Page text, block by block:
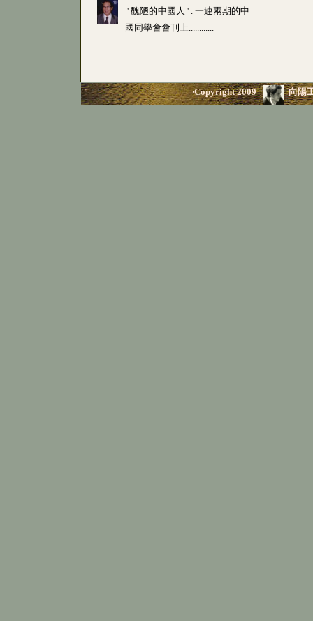
' 醜陋的中國人 ' . 一連兩期的中
國同學會會刊上............
‧Copyright 2009 向陽